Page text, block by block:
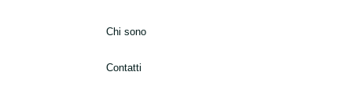
Chi sono
Contatti